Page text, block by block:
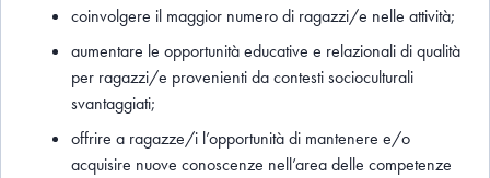
coinvolgere il maggior numero di ragazzi/e nelle attività;
aumentare le opportunità educative e relazionali di qualità
per ragazzi/e provenienti da contesti socioculturali
svantaggiati;
offrire a ragazze/i l’opportunità di mantenere e/o
acquisire nuove conoscenze nell’area delle competenze